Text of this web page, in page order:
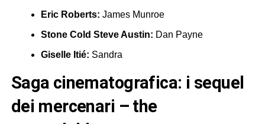
Eric Roberts: James Munroe
Stone Cold Steve Austin: Dan Payne
Giselle Itié: Sandra
saga cinematografica: i sequel
dei mercenari – the